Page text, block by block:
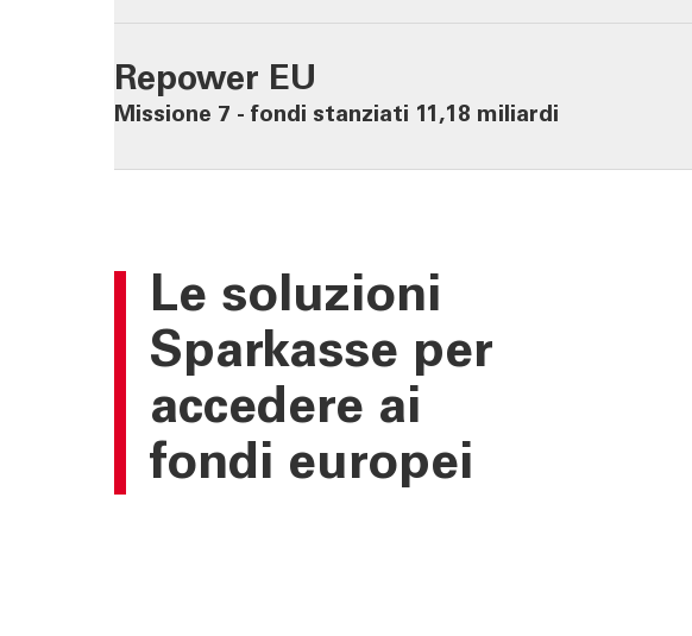
Calcola il rendimento
Calcola il tuo gap
Journal
Repower EU
64
Missione 7 - fondi stanziati 11,18 miliardi
Le soluzioni
Sparkasse per
accedere ai
fondi europei